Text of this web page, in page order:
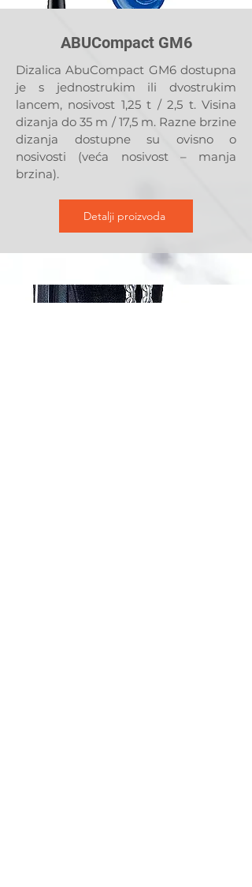
ABUCompact GM6
Dizalica AbuCompact GM6 dostupna
je s jednostrukim ili dvostrukim
lancem, nosivost 1,25 t / 2,5 t. Visina
dizanja do 35 m / 17,5 m. Razne brzine
dizanja dostupne su ovisno o
nosivosti (veća nosivost – manja
brzina).
Detalji proizvoda